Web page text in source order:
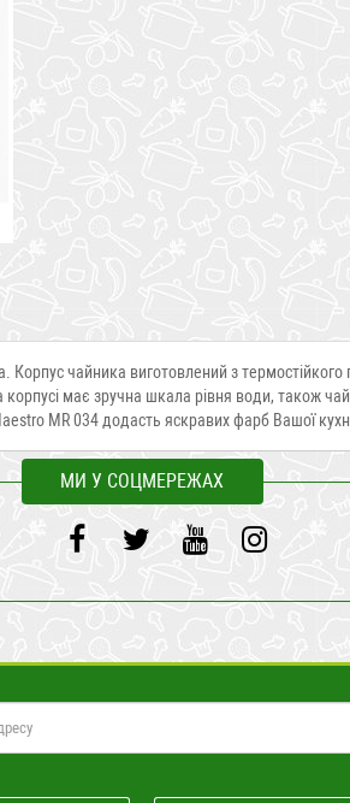
чайника виготовлений з
має зручна шкала рівня води, також
MR 034 додасть яскравих фарб Вашої
МИ У СОЦМЕРЕЖАХ